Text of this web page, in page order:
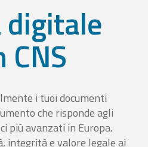
digitale
CNS
i tuoi documenti
che risponde agli
più avanzati in Europa.
integrità e valore legale ai